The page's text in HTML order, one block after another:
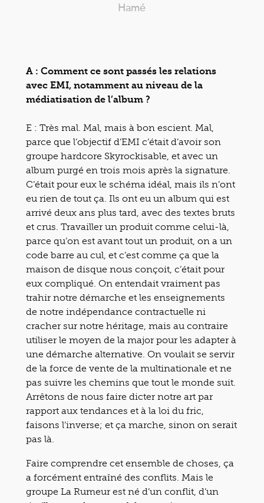
Hamé
A : Comment ce sont passés les relations
avec EMI, notamment au niveau de la
médiatisation de l’album ?
E : Très mal. Mal, mais à bon escient. Mal,
parce que l’objectif d’EMI c’était d’avoir son
groupe hardcore Skyrockisable, et avec un
album purgé en trois mois après la signature.
C’était pour eux le schéma idéal, mais ils n’ont
eu rien de tout ça. Ils ont eu un album qui est
arrivé deux ans plus tard, avec des textes bruts
et crus. Travailler un produit comme celui-là,
parce qu’on est avant tout un produit, on a un
code barre au cul, et c’est comme ça que la
maison de disque nous conçoit, c’était pour
eux compliqué. On entendait vraiment pas
trahir notre démarche et les enseignements
de notre indépendance contractuelle ni
cracher sur notre héritage, mais au contraire
utiliser le moyen de la major pour les adapter à
une démarche alternative. On voulait se servir
de la force de vente de la multinationale et ne
pas suivre les chemins que tout le monde suit.
Arrêtons de nous faire dicter notre art par
rapport aux tendances et à la loi du fric,
faisons l’inverse; et ça marche, sinon on serait
pas là.
Faire comprendre cet ensemble de choses, ça
a forcément entraîné des conflits. Mais le
groupe La Rumeur est né d’un conflit, d’un